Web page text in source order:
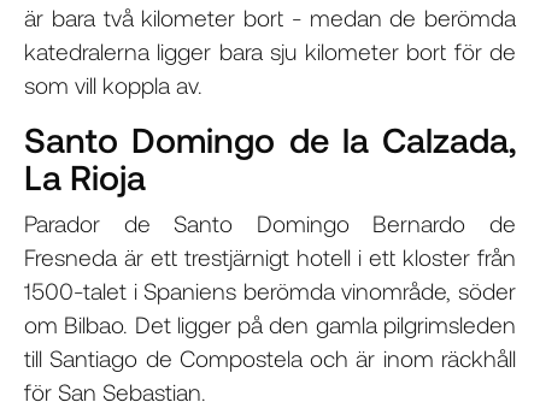
är bara två kilometer bort - medan de berömda
katedralerna ligger bara sju kilometer bort för de
som vill koppla av.
Santo Domingo de la Calzada,
La Rioja
Parador de Santo Domingo Bernardo de
Fresneda är ett trestjärnigt hotell i ett kloster från
1500-talet i Spaniens berömda vinområde, söder
om Bilbao. Det ligger på den gamla pilgrimsleden
till Santiago de Compostela och är inom räckhåll
för San Sebastian.